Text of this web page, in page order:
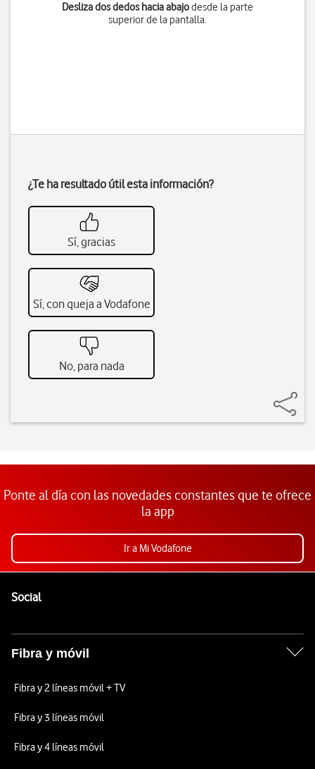
Desliza dos dedos hacia abajodesde la parte
superior de la pantalla.
¿Te ha resultado útil esta información?
Sí, gracias
Sí, con queja a Vodafone
No, para nada
Ponte al día con las novedades constantes que te ofrece
la app
Ir a Mi Vodafone
SocialEnlaces a las redes sociales de Vodafone
Fibra y móvil
Fibra y 2 líneas móvil + TV
Fibra y 3 líneas móvil
Fibra y 4 líneas móvil